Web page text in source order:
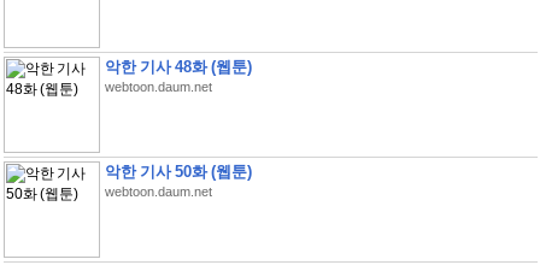
악한 기사 48화 (웹툰)
webtoon.daum.net
악한 기사 50화 (웹툰)
webtoon.daum.net